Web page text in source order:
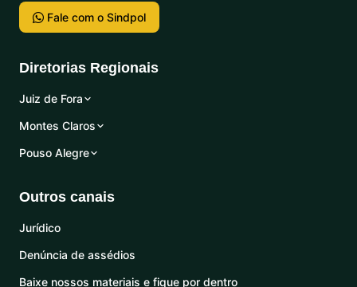
Fale com o Sindpol
Diretorias Regionais
Juiz de Fora
Montes Claros
Pouso Alegre
Outros canais
Jurídico
Denúncia de assédios
Baixe nossos materiais e fique por dentro